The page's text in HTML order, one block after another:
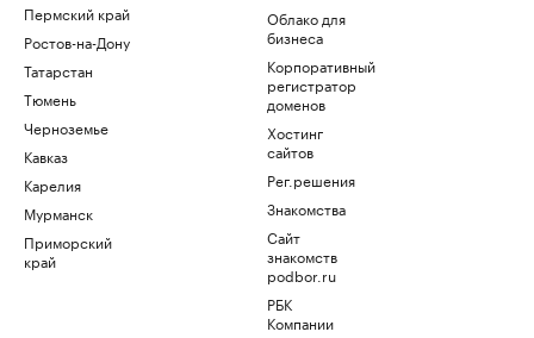
Пермский край
Ростов-на-Дону
Татарстан
Тюмень
Черноземье
Кавказ
Карелия
Мурманск
Приморский
край
Облако для
бизнеса
Корпоративный
регистратор
доменов
Хостинг
сайтов
Рег.решения
Знакомства
Сайт
знакомств
podbor.ru
РБК
Компании